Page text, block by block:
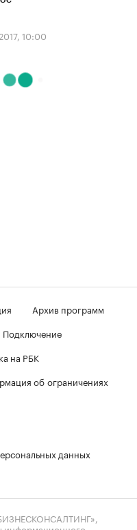
10:00
Архив программ
Подключение
на РБК
об ограничениях
данных